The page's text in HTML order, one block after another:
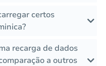
certos
recarga de dados
a outros